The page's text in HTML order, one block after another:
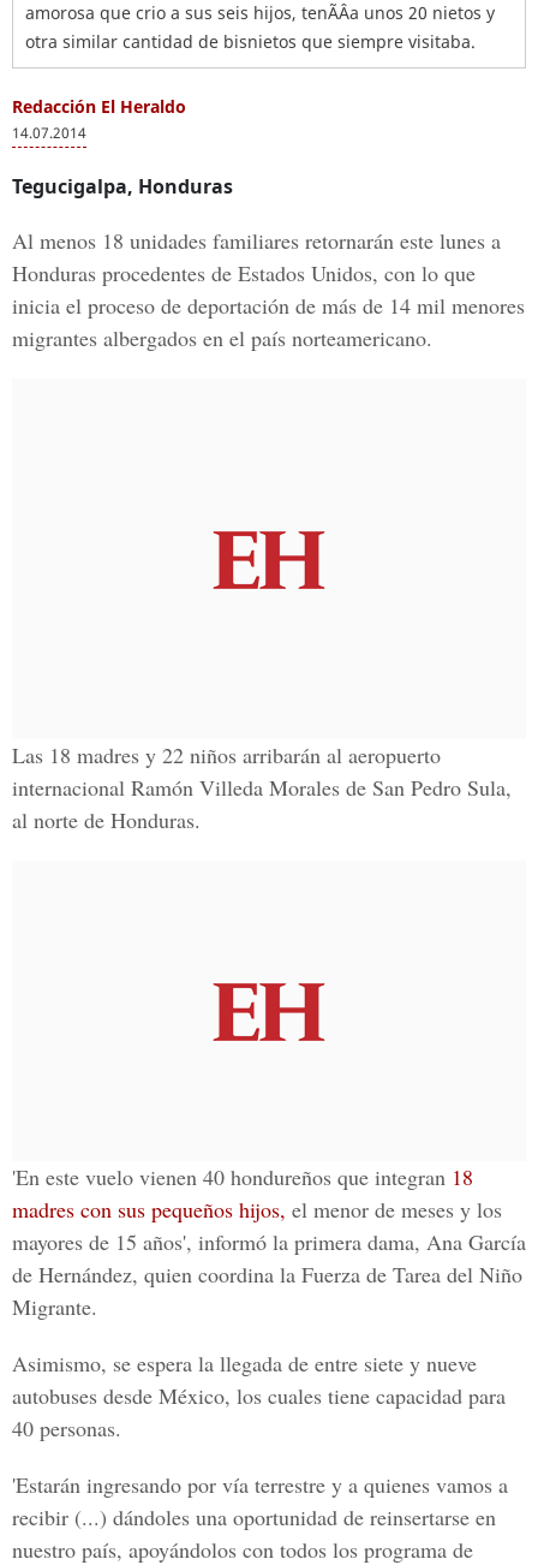
amorosa que crio a sus seis hijos, tenÃÂ­a unos 20 nietos y
otra similar cantidad de bisnietos que siempre visitaba.
Redacción El Heraldo
14.07.2014
Tegucigalpa, Honduras
Al menos 18 unidades familiares retornarán este lunes a
Honduras procedentes de Estados Unidos, con lo que
inicia el proceso de deportación de más de 14 mil menores
migrantes albergados en el país norteamericano.
Las 18 madres y 22 niños arribarán al aeropuerto
internacional Ramón Villeda Morales de San Pedro Sula,
al norte de Honduras.
'En este vuelo vienen 40 hondureños que integran 18
madres con sus pequeños hijos, el menor de meses y los
mayores de 15 años', informó la primera dama, Ana García
de Hernández, quien coordina la Fuerza de Tarea del Niño
Migrante.
Asimismo, se espera la llegada de entre siete y nueve
autobuses desde México, los cuales tiene capacidad para
40 personas.
'Estarán ingresando por vía terrestre y a quienes vamos a
recibir (...) dándoles una oportunidad de reinsertarse en
nuestro país, apoyándolos con todos los programa de